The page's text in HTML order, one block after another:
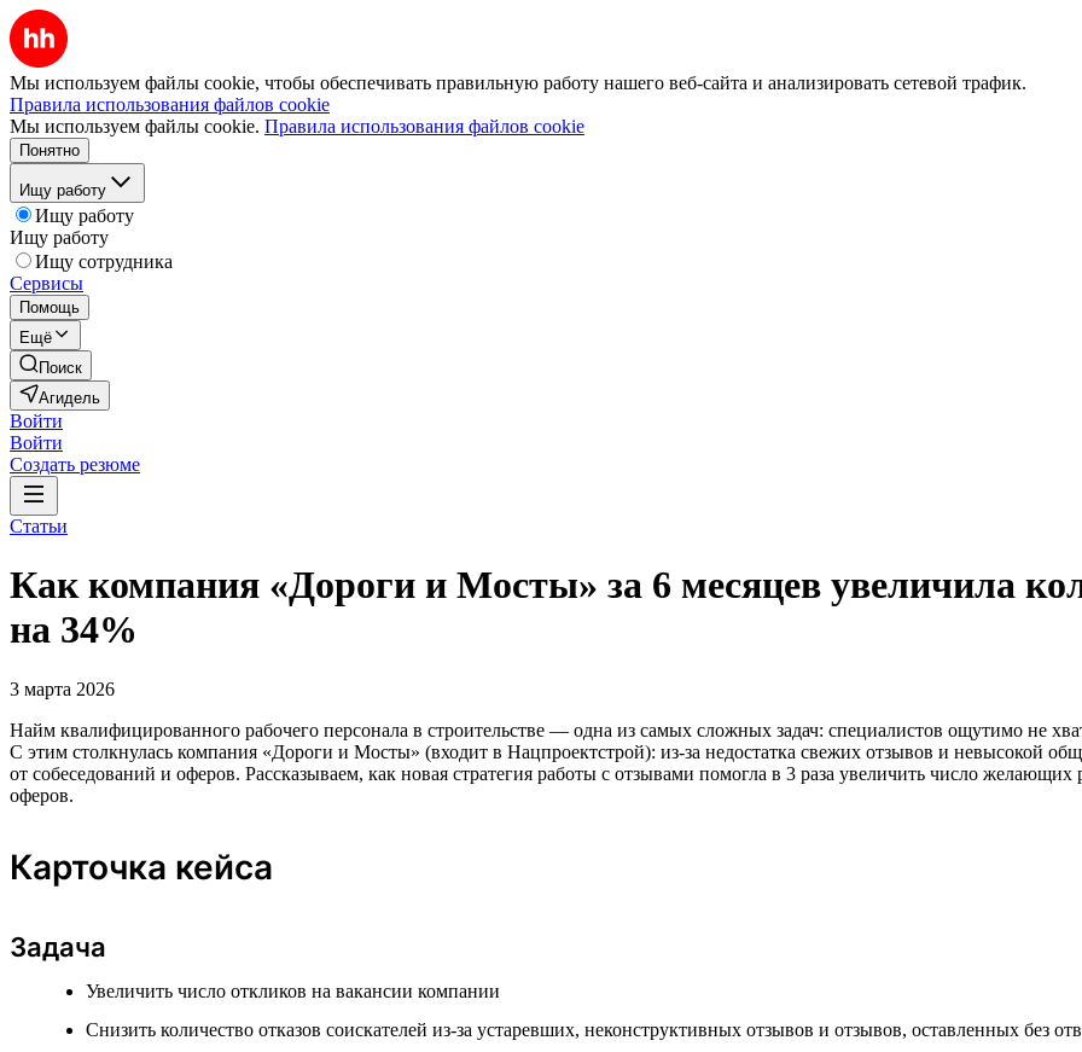
Мы используем файлы cookie, чтобы обеспечивать правильную работу нашего веб-сайта и анализировать сетевой трафик.
Правила использования файлов cookie
Мы используем файлы cookie. Правила использования файлов cookie
Понятно
Ищу работу
Ищу работу
Ищу работу
Ищу сотрудника
Сервисы
Помощь
Ещё
Поиск
Агидель
Войти
Войти
Создать резюме
Статьи
Как компания «Дороги и Мосты» за 6 месяцев увеличила
на 34%
3 марта 2026
Найм квалифицированного рабочего персонала в строительстве — одна из самых сложных задач: специалистов ощутимо не
С этим столкнулась компания «Дороги и Мосты» (входит в Нацпроектстрой): из-за недостатка свежих отзывов и невысокой
от собеседований и оферов. Рассказываем, как новая стратегия работы с отзывами помогла в 3 раза увеличить число
оферов.
Карточка кейса
Задача
Увеличить число откликов на вакансии компании
Снизить количество отказов соискателей из-за устаревших, неконструктивных отзывов и отзывов, оставленных без